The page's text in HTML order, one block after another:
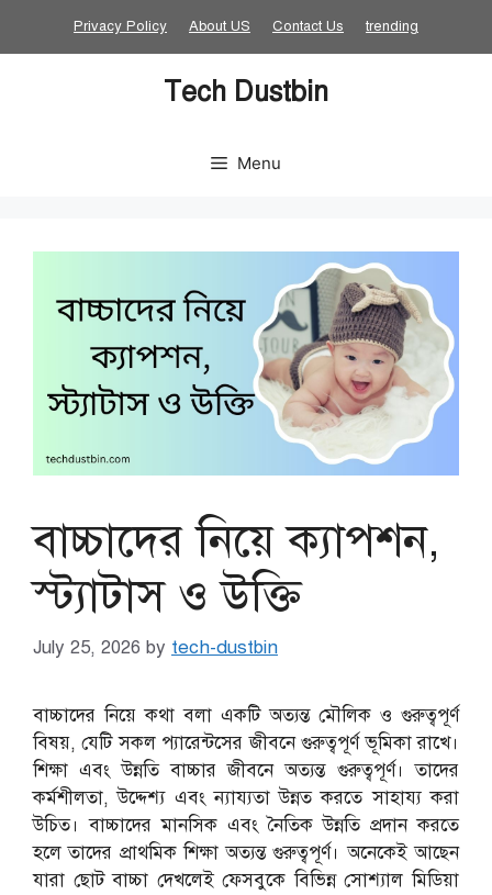
Privacy Policy About US Contact Us trending
Tech Dustbin
Menu
বাচ্চাদের নিয়ে ক্যাপশন,
স্ট্যাটাস ও উক্তি
July 25, 2026 by tech-dustbin
বাচ্চাদের নিয়ে কথা বলা একটি অত্যন্ত মৌলিক ও গুরুত্বপূর্ণ
বিষয়, যেটি সকল প্যারেন্টসের জীবনে গুরুত্বপূর্ণ ভূমিকা রাখে।
শিক্ষা এবং উন্নতি বাচ্চার জীবনে অত্যন্ত গুরুত্বপূর্ণ। তাদের
কর্মশীলতা, উদ্দেশ্য এবং ন্যায্যতা উন্নত করতে সাহায্য করা
উচিত। বাচ্চাদের মানসিক এবং নৈতিক উন্নতি প্রদান করতে
হলে তাদের প্রাথমিক শিক্ষা অত্যন্ত গুরুত্বপূর্ণ।অনেকেই আছেন
যারা ছোট বাচ্চা দেখলেই ফেসবুকে বিভিন্ন সোশ্যাল মিডিয়া